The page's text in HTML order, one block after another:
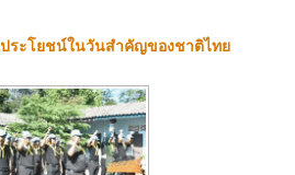
ระโยชน์ในวันสำคัญของชาติไทย